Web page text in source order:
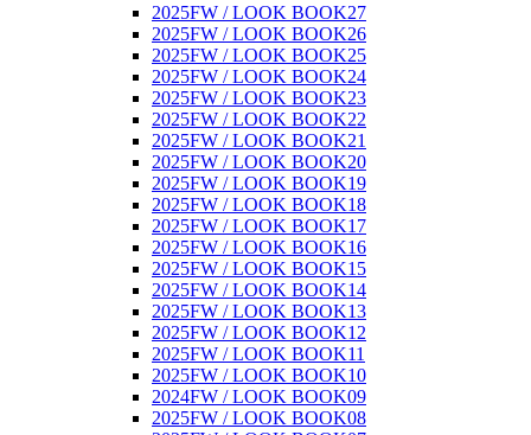
2025FW / LOOK BOOK27
2025FW / LOOK BOOK26
2025FW / LOOK BOOK25
2025FW / LOOK BOOK24
2025FW / LOOK BOOK23
2025FW / LOOK BOOK22
2025FW / LOOK BOOK21
2025FW / LOOK BOOK20
2025FW / LOOK BOOK19
2025FW / LOOK BOOK18
2025FW / LOOK BOOK17
2025FW / LOOK BOOK16
2025FW / LOOK BOOK15
2025FW / LOOK BOOK14
2025FW / LOOK BOOK13
2025FW / LOOK BOOK12
2025FW / LOOK BOOK11
2025FW / LOOK BOOK10
2024FW / LOOK BOOK09
2025FW / LOOK BOOK08